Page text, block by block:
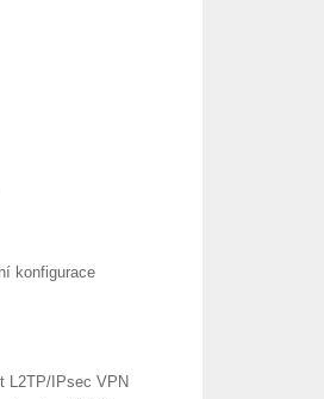
konfigurace
L2TP/IPsec VPN